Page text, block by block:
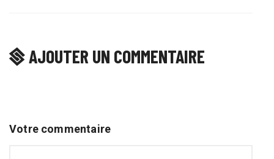
AJOUTER UN COMMENTAIRE
Votre commentaire